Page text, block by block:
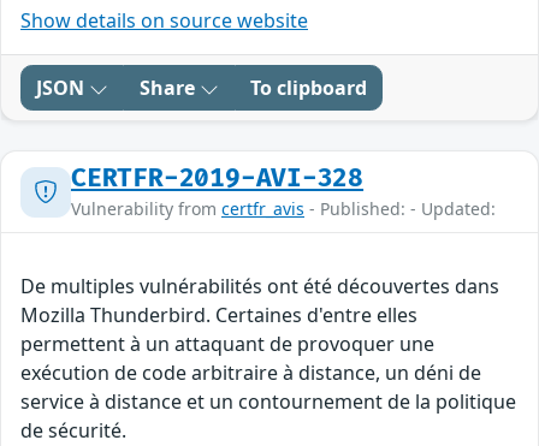
Show details on source website
JSON Share To clipboard
CERTFR-2019-AVI-328
Vulnerability from certfr_avis - Published: - Updated:
De multiples vulnérabilités ont été découvertes dans
Mozilla Thunderbird. Certaines d'entre elles
permettent à un attaquant de provoquer une
exécution de code arbitraire à distance, un déni de
service à distance et un contournement de la politique
de sécurité.